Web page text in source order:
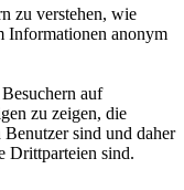
zu verstehen, wie
Informationen anonym
auf
zu zeigen, die
sind und daher
Drittparteien sind.